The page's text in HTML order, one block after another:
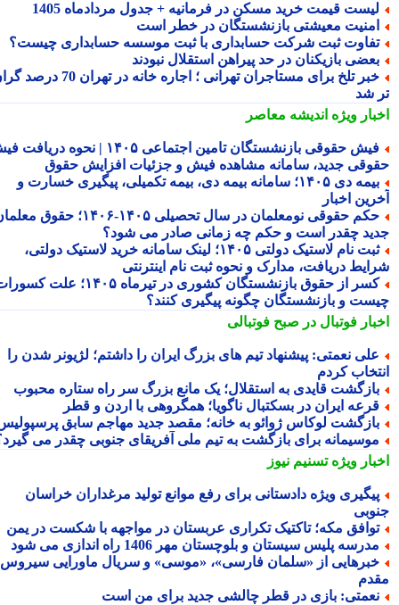
قیمت خرید مسکن در فرمانیه + جدول مردادماه 1405
معیشتی بازنشستگان در خطر است
ثبت شرکت حسابداری با ثبت موسسه حسابداری چیست؟
بازیکنان در حد پیراهن استقلال نبودند
خبر تلخ برای مستاجران تهرانی ؛ اجاره خانه در تهران 70 درصد گران
شد
ویژهاندیشه معاصر
فیش حقوقی بازنشستگان تامین اجتماعی ۱۴۰۵ | نحوه دریافت فیش
جدید، سامانه مشاهده فیش و جزئیات افزایش حقوق
بیمه دی ۱۴۰۵؛ سامانه بیمه دی، بیمه تکمیلی، پیگیری خسارت و
اخبار
حکم حقوقی نومعلمان در سال تحصیلی ۱۴۰۵-۱۴۰۶؛ حقوق معلمان
چقدر است و حکم چه زمانی صادر می شود؟
ثبت نام لاستیک دولتی ۱۴۰۵؛ لینک سامانه خرید لاستیک دولتی،
دریافت، مدارک و نحوه ثبت نام اینترنتی
کسر از حقوق بازنشستگان کشوری در تیرماه ۱۴۰۵؛ علت کسورات
و بازنشستگان چگونه پیگیری کنند؟
فوتبال در صبح فوتبالی
نعمتی: پیشنهاد تیم های بزرگ ایران را داشتم؛ لژیونر شدن را
کردم
قایدی به استقلال؛ یک مانع بزرگ سر راه ستاره محبوب
ایران در بسکتبال ناگویا؛ همگروهی با اردن و قطر
لوکاس ژوائو به خانه؛ مقصد جدید مهاجم سابق پرسپولیس
برای بازگشت به تیم ملی آفریقای جنوبی چقدر می گیرد؟
ویژهتسنیم نیوز
ویژه دادستانی برای رفع موانع تولید مرغداران خراسان
مکه؛ تاکتیک تکراری عربستان در مواجهه با شکست در یمن
پلیس سیستان و بلوچستان مهر 1406 راه اندازی می شود
از «سلمان فارسی»، «موسی» و سریال ماورایی سیروس
بازی در قطر چالشی جدید برای من است